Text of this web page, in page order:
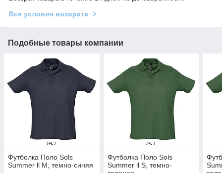
Все условия возврата
Подобные товары компании
Футболка Поло Sols
Summer ll M, темно-синяя
Футболка Поло Sols
Summer ll S, темно-